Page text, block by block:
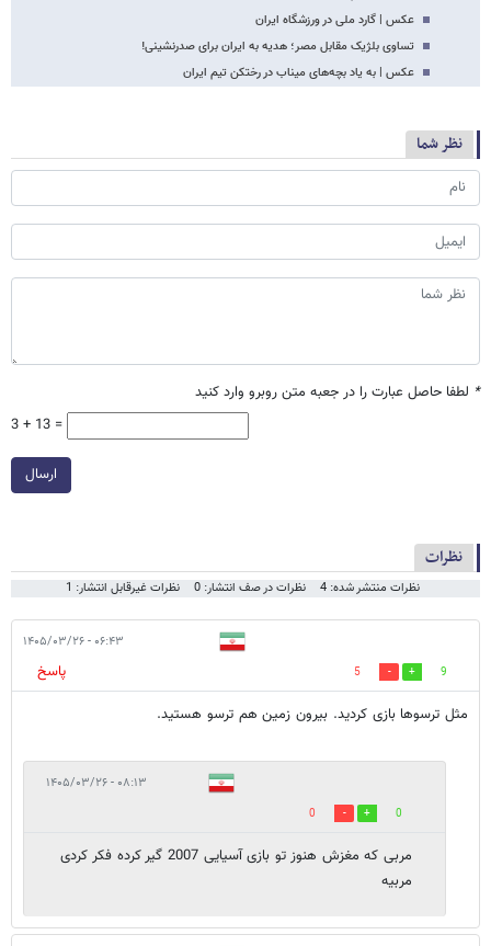
عکس | گارد ملی در ورزشگاه ایران
تساوی بلژیک مقابل مصر؛ هدیه به ایران برای صدرنشینی!
عکس | به یاد بچه‌های میناب در رختکن تیم ایران
نظر شما
* لطفا حاصل عبارت را در جعبه متن روبرو وارد کنید
3 + 13 =
ارسال
نظرات
نظرات منتشر شده: 4 نظرات در صف انتشار: 0 نظرات غیرقابل انتشار: 1
۰۶:۴۳ - ۱۴۰۵/۰۳/۲۶
9
5
پاسخ
مثل ترسوها بازی کردید. بیرون زمین هم ترسو هستید.
۰۸:۱۳ - ۱۴۰۵/۰۳/۲۶
0
0
مربی که مغزش هنوز تو بازی آسیایی 2007 گیر کرده فکر کردی
مربیه